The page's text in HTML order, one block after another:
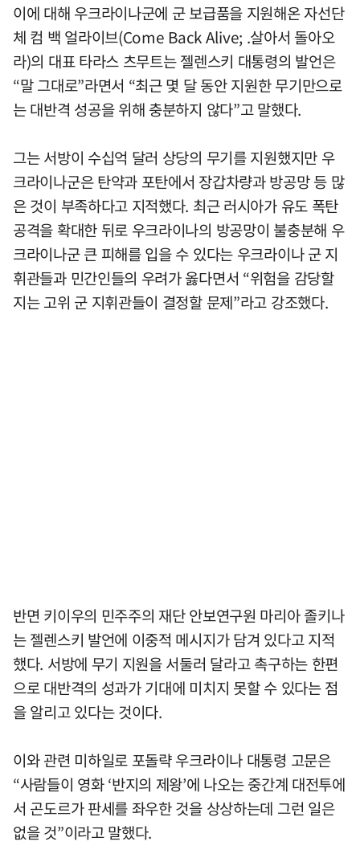
이에 대해 우크라이나군에 군 보급품을 지원해온 자선단
체 컴 백 얼라이브(Come Back Alive; .살아서 돌아오
라)의 대표 타라스 츠무트는 젤렌스키 대통령의 발언은
“말 그대로”라면서 “최근 몇 달 동안 지원한 무기만으로
는 대반격 성공을 위해 충분하지 않다”고 말했다.
그는 서방이 수십억 달러 상당의 무기를 지원했지만 우
크라이나군은 탄약과 포탄에서 장갑차량과 방공망 등 많
은 것이 부족하다고 지적했다. 최근 러시아가 유도 폭탄
공격을 확대한 뒤로 우크라이나의 방공망이 불충분해 우
크라이나군 큰 피해를 입을 수 있다는 우크라이나 군 지
휘관들과 민간인들의 우려가 옳다면서 “위험을 감당할
지는 고위 군 지휘관들이 결정할 문제”라고 강조했다.
반면 키이우의 민주주의 재단 안보연구원 마리아 졸키나
는 젤렌스키 발언에 이중적 메시지가 담겨 있다고 지적
했다. 서방에 무기 지원을 서둘러 달라고 촉구하는 한편
으로 대반격의 성과가 기대에 미치지 못할 수 있다는 점
을 알리고 있다는 것이다.
이와 관련 미하일로 포돌략 우크라이나 대통령 고문은
“사람들이 영화 ‘반지의 제왕’에 나오는 중간계 대전투에
서 곤도르가 판세를 좌우한 것을 상상하는데 그런 일은
없을 것”이라고 말했다.